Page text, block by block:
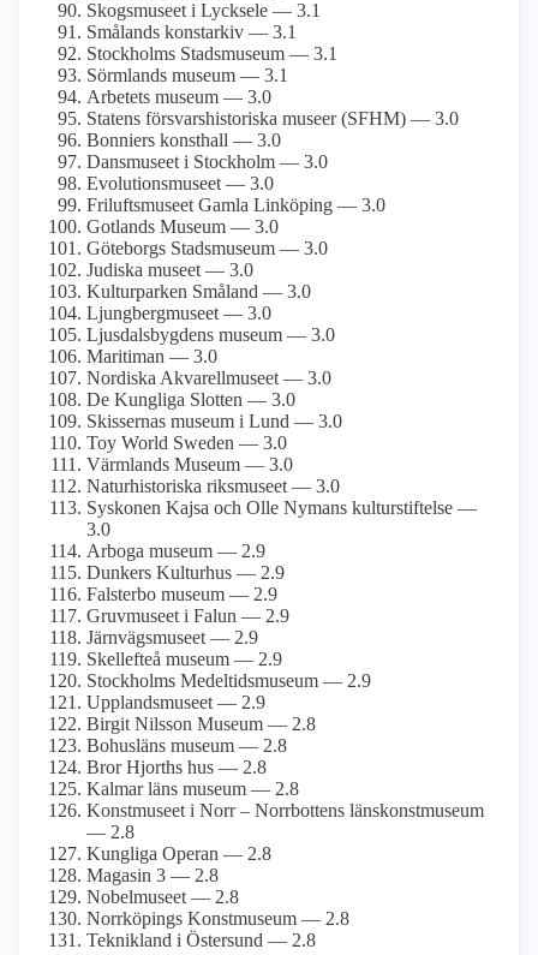
Skogsmuseet i Lycksele — 3.1
Smålands konstarkiv — 3.1
Stockholms Stadsmuseum — 3.1
Sörmlands museum — 3.1
Arbetets museum — 3.0
Statens försvars­historiska museer (SFHM) — 3.0
Bonniers konsthall — 3.0
Dansmuseet i Stockholm — 3.0
Evolutions­museet — 3.0
Frilufts­museet Gamla Linköping — 3.0
Gotlands Museum — 3.0
Göteborgs Stadsmuseum — 3.0
Judiska museet — 3.0
Kulturparken Småland — 3.0
Ljungberg­museet — 3.0
Ljusdals­bygdens museum — 3.0
Maritiman — 3.0
Nordiska Akvarellmuseet — 3.0
De Kungliga Slotten — 3.0
Skissernas museum i Lund — 3.0
Toy World Sweden — 3.0
Värmlands Museum — 3.0
Naturhistoriska riksmuseet — 3.0
Syskonen Kajsa och Olle Nymans kulturstiftelse —
3.0
Arboga museum — 2.9
Dunkers Kulturhus — 2.9
Falsterbo museum — 2.9
Gruvmuseet i Falun — 2.9
Järnvägs­museet — 2.9
Skellefteå museum — 2.9
Stockholms Medeltids­museum — 2.9
Upplands­museet — 2.9
Birgit Nilsson Museum — 2.8
Bohusläns museum — 2.8
Bror Hjorths hus — 2.8
Kalmar läns museum — 2.8
Konstmuseet i Norr – Norrbottens länskonst­museum
— 2.8
Kungliga Operan — 2.8
Magasin 3 — 2.8
Nobelmuseet — 2.8
Norrköpings Konstmuseum — 2.8
Teknikland i Östersund — 2.8